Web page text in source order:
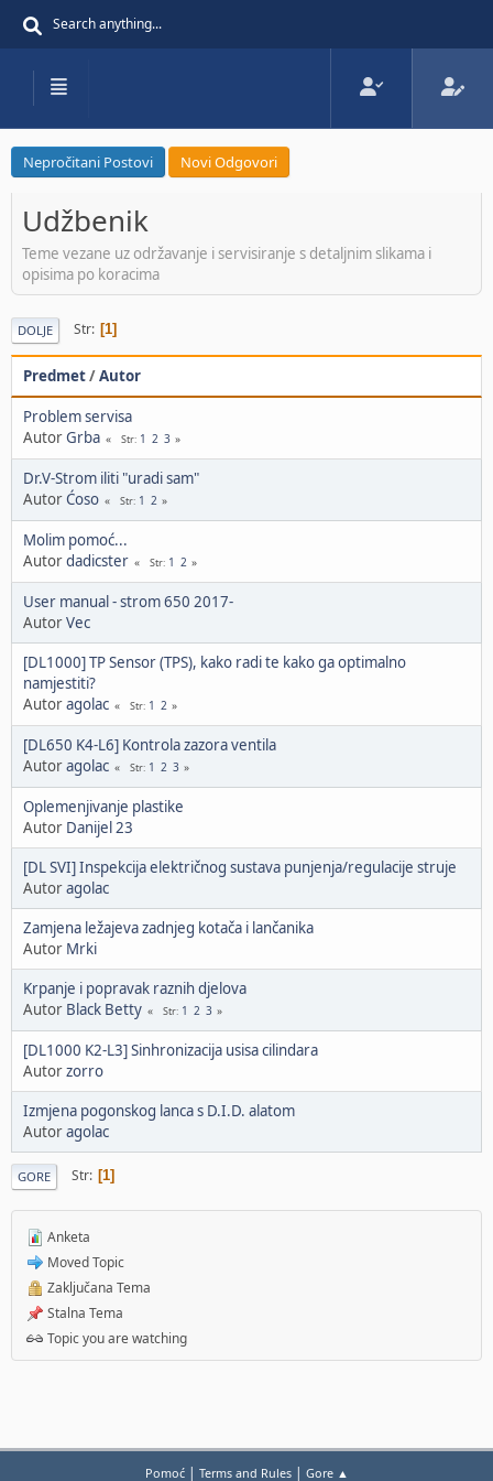
Nepročitani Postovi Novi Odgovori
Udžbenik
Teme vezane uz održavanje i servisiranje s detaljnim slikama i
opisima po koracima
DOLJE Str 1
Predmet/Autor
Problem servisa
AutorGrba Str 1 2 3
Dr.V-Strom iliti "uradi sam"
AutorĆoso Str 1 2
Molim pomoć...
Autordadicster Str 1 2
User manual - strom 650 2017-
AutorVec
[DL1000] TP Sensor (TPS), kako radi te kako ga optimalno
namjestiti?
Autoragolac Str 1 2
[DL650 K4-L6] Kontrola zazora ventila
Autoragolac Str 1 2 3
Oplemenjivanje plastike
Autor Danijel 23
[DL SVI] Inspekcija električnog sustava punjenja/regulacije struje
Autoragolac
Zamjena ležajeva zadnjeg kotača i lančanika
Autor Mrki
Krpanje i popravak raznih djelova
Autor Black Betty Str 1 2 3
[DL1000 K2-L3] Sinhronizacija usisa cilindara
Autorzorro
Izmjena pogonskog lanca s D.I.D. alatom
Autoragolac
GORE Str 1
Anketa
Moved Topic
Zaključana Tema
Stalna Tema
Topic you are watching
Pomoć| Terms and Rules| Gore ▲